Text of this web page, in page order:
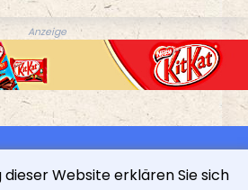
dieser Website erklären Sie sich
Anzeige